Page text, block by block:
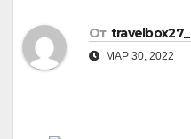
От travelbox27_
МАР 30, 2022